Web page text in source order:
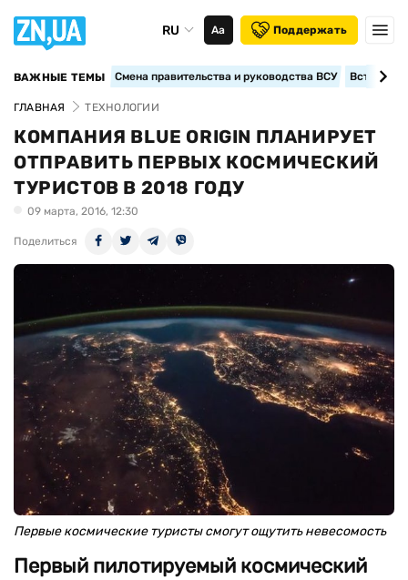
RU Аа Поддержать
ВАЖНЫЕ ТЕМЫ Смена правительства и руководства ВСУ
ГЛАВНАЯ ТЕХНОЛОГИИ
КОМПАНИЯ BLUE ORIGIN ПЛАНИРУЕТ
ОТПРАВИТЬ ПЕРВЫХ КОСМИЧЕСКИЙ
ТУРИСТОВ В 2018 ГОДУ
09 марта, 2016, 12:30
Поделиться
Первые космические туристы смогут ощутить невесомость
Первый пилотируемый космический